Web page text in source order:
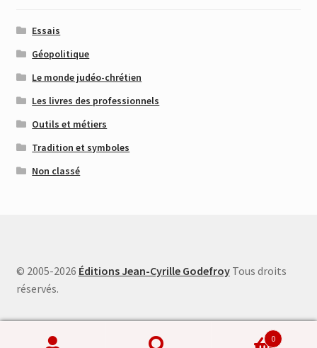
Essais
Géopolitique
Le monde judéo-chrétien
Les livres des professionnels
Outils et métiers
Tradition et symboles
Non classé
© 2005-2026 Éditions Jean-Cyrille GodefroyTous droits
réservés.
0